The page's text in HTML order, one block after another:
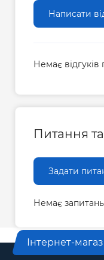
Написати
Немає
Питання
Задати
Немає
Інтернет-